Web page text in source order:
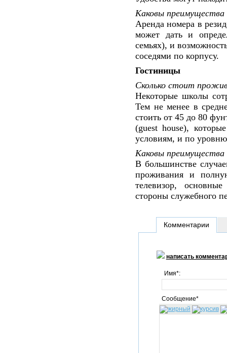
Каковы преимущества
Аренда номера в
может дать и
семьях), и
соседями по корпусу.
Гостиницы
Сколько стоит
Некоторые школы
Тем не менее в
стоить от 45 до 80
(guest house),
условиям, и по
Каковы
В большинстве
проживания и
телевизор,
стороны служебного
Комментарии
написать
Имя*:
Сообщение*